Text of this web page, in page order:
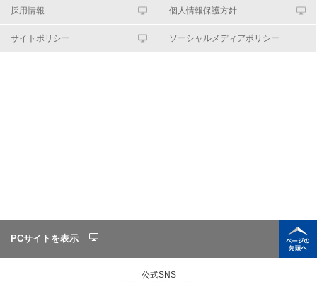
採用情報 個人情報保護方針
サイトポリシー ソーシャルメディアポリシー
PCサイトを表示
公式SNS